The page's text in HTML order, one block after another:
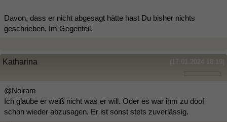
Davon, dass er nicht abgesagt hätte hast Du bisher nichts
geschrieben. Im Gegenteil.
(17.01.2024 18:19)
Katharina
@Noiram
Ich glaube er weiß nicht was er will. Oder es war ihm zu doof
schon wieder abzusagen. Er ist sonst stets zuverlässig.